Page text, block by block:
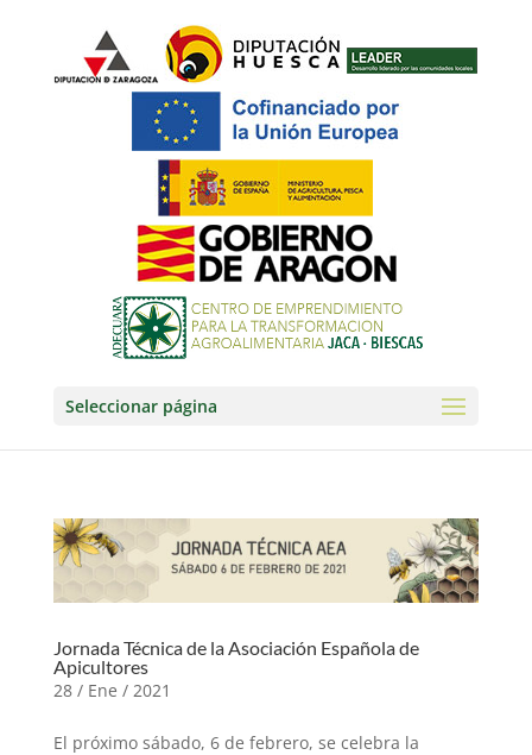
Seleccionar página
Jornada Técnica de la Asociación Española de
Apicultores
28 / Ene / 2021
El próximo sábado, 6 de febrero, se celebra la